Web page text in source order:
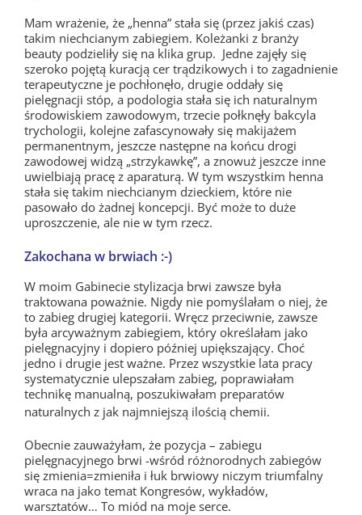
Mam wrażenie, że „henna” stała się (przez jakiś czas)
takim niechcianym zabiegiem. Koleżanki z branży
beauty podzieliły się na klika grup. Jedne zajęły się
szeroko pojętą kuracją cer trądzikowych i to zagadnienie
terapeutyczne je pochłonęło, drugie oddały się
pielęgnacji stóp, a podologia stała się ich naturalnym
środowiskiem zawodowym, trzecie połknęły bakcyla
trychologii, kolejne zafascynowały się makijażem
permanentnym, jeszcze następne na końcu drogi
zawodowej widzą „strzykawkę”, a znowuż jeszcze inne
uwielbiają pracę z aparaturą. W tym wszystkim henna
stała się takim niechcianym dzieckiem, które nie
pasowało do żadnej koncepcji. Być może to duże
uproszczenie, ale nie w tym rzecz.
Zakochana w brwiach :-)
W moim Gabinecie stylizacja brwi zawsze była
traktowana poważnie. Nigdy nie pomyślałam o niej, że
to zabieg drugiej kategorii. Wręcz przeciwnie, zawsze
była arcyważnym zabiegiem, który określałam jako
pielęgnacyjny i dopiero później upiększający. Choć
jedno i drugie jest ważne. Przez wszystkie lata pracy
systematycznie ulepszałam zabieg, poprawiałam
technikę manualną, poszukiwałam preparatów
naturalnych z jak najmniejszą ilością chemii.
Obecnie zauważyłam, że pozycja – zabiegu
pielęgnacyjnego brwi -wśród różnorodnych zabiegów
się zmienia=zmieniła i łuk brwiowy niczym triumfalny
wraca na jako temat Kongresów, wykładów,
warsztatów… To miód na moje serce.